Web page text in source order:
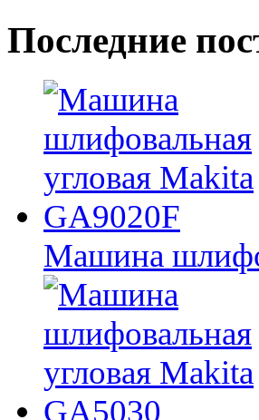
Последние
Машина